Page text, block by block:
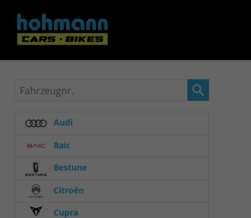
Fahrzeugnr.
Audi
Baic
Bestune
Citroën
Cupra